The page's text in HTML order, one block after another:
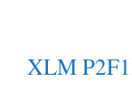
XLM